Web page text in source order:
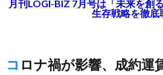
月刊LOGI-BIZ 7月号は「未来を創
生存戦略を徹底
コロナ禍が影響、成約運賃は18カ月連続